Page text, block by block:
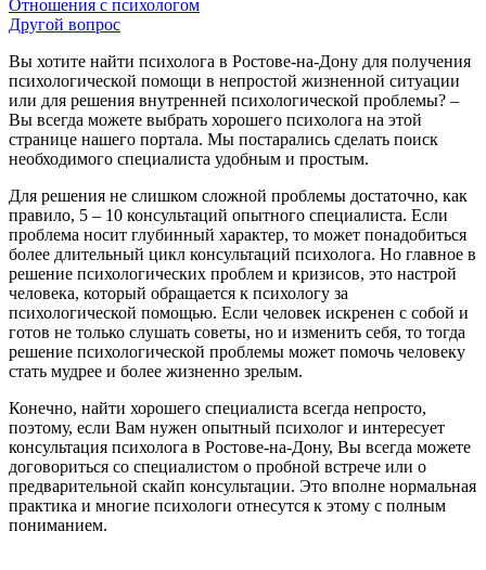
Отношения с психологом
Другой вопрос
Вы хотите найти психолога в Ростове-на-Дону для получения
психологической помощи в непростой жизненной ситуации
или для решения внутренней психологической проблемы? –
Вы всегда можете выбрать хорошего психолога на этой
странице нашего портала. Мы постарались сделать поиск
необходимого специалиста удобным и простым.
Для решения не слишком сложной проблемы достаточно, как
правило, 5 – 10 консультаций опытного специалиста. Если
проблема носит глубинный характер, то может понадобиться
более длительный цикл консультаций психолога. Но главное в
решение психологических проблем и кризисов, это настрой
человека, который обращается к психологу за
психологической помощью. Если человек искренен с собой и
готов не только слушать советы, но и изменить себя, то тогда
решение психологической проблемы может помочь человеку
стать мудрее и более жизненно зрелым.
Конечно, найти хорошего специалиста всегда непросто,
поэтому, если Вам нужен опытный психолог и интересует
консультация психолога в Ростове-на-Дону, Вы всегда можете
договориться со специалистом о пробной встрече или о
предварительной скайп консультации. Это вполне нормальная
практика и многие психологи отнесутся к этому с полным
пониманием.